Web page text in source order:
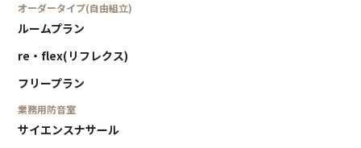
オーダータイプ(自由組立)
ルームプラン
re・flex(リフレクス)
フリープラン
業務用防音室
サイエンスナサール